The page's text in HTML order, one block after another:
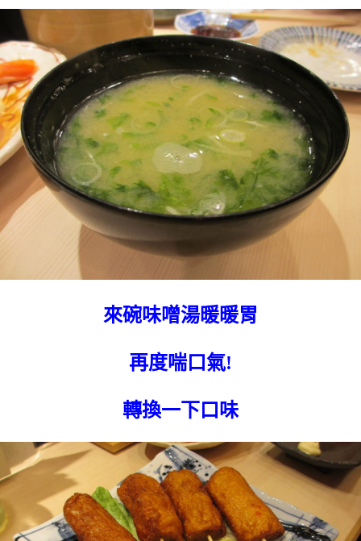
來碗味噌湯暖暖胃
再度喘口氣!
轉換一下口味